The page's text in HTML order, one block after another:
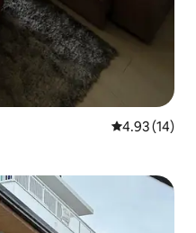
Calificación
4.93 (14)